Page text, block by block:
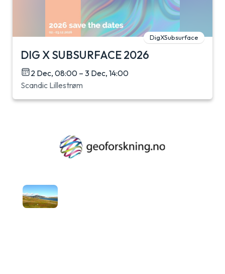
DigXSubsurface
DIG X SUBSURFACE 2026
2 Dec, 08:00 – 3 Dec, 14:00
Scandic Lillestrøm